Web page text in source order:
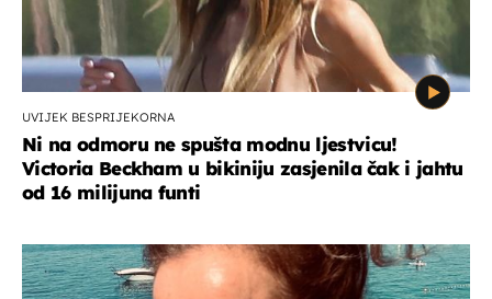
UVIJEK BESPRIJEKORNA
Ni na odmoru ne spušta modnu ljestvicu!
Victoria Beckham u bikiniju zasjenila čak i jahtu
od 16 milijuna funti